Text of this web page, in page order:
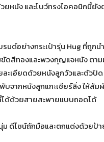
หนัง และโบว์ทรงไอคอนิกนี้ยั
นด์อย่างกระเป๋ารุ่น Hug ที่ถูก
ดสีทองและพวงกุญแจหนัง ตา
เอียดด้วยหนังลูกวัวและตัวปิ
จากหนังลูกแกะเชียร์ลิ่ง ให้สั
ด้ด้วยสายสะพายแบบถอดได้
ดีไซน์ถักมือและตกแต่งด้วยป้